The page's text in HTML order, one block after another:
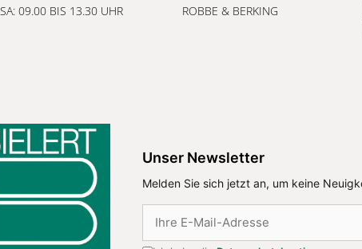
SA: 09.00 BIS 13.30 UHR
ROBBE & BERKING
Unser Newsletter
Melden Sie sich jetzt an, um keine